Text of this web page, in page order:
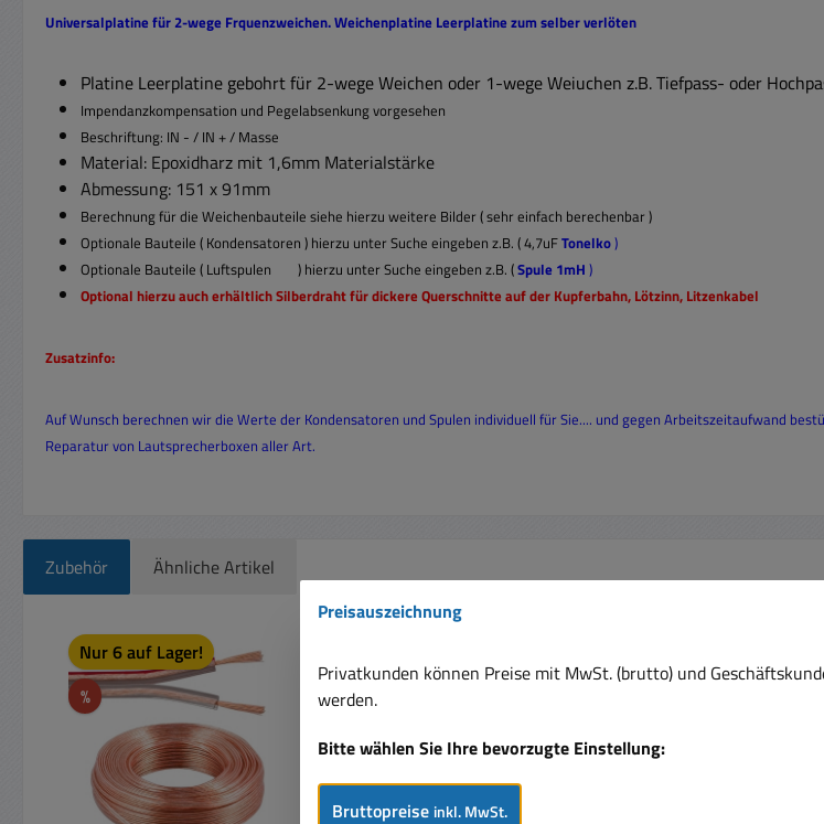
Universalplatine für 2-wege Frquenzweichen. Weichenplatine Leerplatine zum selber verlöten
Platine Leerplatine gebohrt für 2-wege Weichen oder 1-wege Weiuchen z.B. Tiefpass- oder
Impendanzkompensation und Pegelabsenkung vorgesehen
Beschriftung: IN - / IN + / Masse
Material: Epoxidharz mit 1,6mm Materialstärke
Abmessung: 151 x 91mm
Berechnung für die Weichenbauteile siehe hierzu weitere Bilder ( sehr einfach berechenbar )
Optionale Bauteile ( Kondensatoren ) hierzu unter Suche eingeben z.B. ( 4,7uFTonelko)
Optionale Bauteile ( Luftspulen ) hierzu unter Suche eingeben z.B. (Spule 1mH )
Optional hierzu auch erhältlich Silberdraht für dickere Querschnitte auf der Kupferbahn, Lötzinn, Litzenkabel
Zusatzinfo:
Auf Wunsch berechnen wir die Werte der Kondensatoren und Spulen individuell für Sie.... und gegen Arbeitszeitaufwand
Reparatur von Lautsprecherboxen aller Art.
Zubehör Ähnliche Artikel
Produktgalerie überspringen
Nur 6 auf Lager!
%Rabatt
Preisauszeichnung
Privatkunden können Preise mit MwSt. (brutto) und
werden.
Bitte wählen Sie Ihre bevorzugte Einstellung:
Bruttopreise inkl. MwSt.